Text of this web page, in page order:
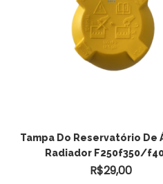
ADICIONAR AO
CARRINHO
Tampa Do Reservatório De
Radiador F250f350/
R$29,00